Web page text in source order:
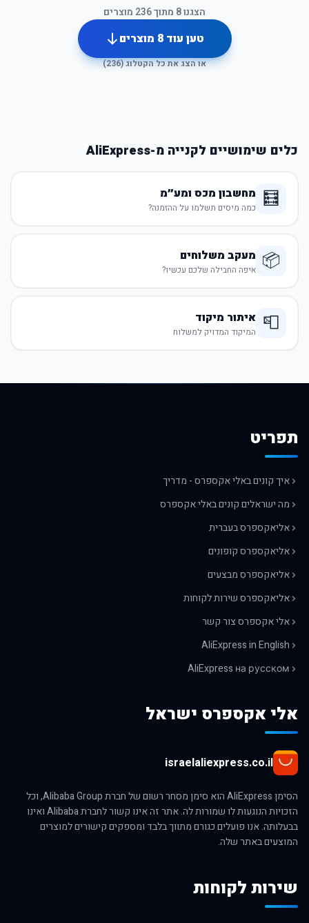
הצגנו8 מתוך236 מוצרים
טען עוד8 מוצרים
או הצג את כל הקטלוג (236
)
כלים שימושיים לקנייה מ-AliExpress
🧮 מחשבון מכס ומע״מ
כמה מיסים תשלמו על ההזמנה?
📦 מעקב משלוחים
איפה החבילה שלכם עכשיו?
📮 איתור מיקוד
המיקוד המדויק למשלוח
תפריט
איך קונים באלי אקספרס - מדריך
מה ישראלים קונים באלי אקספרס
אליאקספרס בעברית
אליאקספרס קופונים
אליאקספרס מבצעים
אליאקספרס שירות לקוחות
אלי אקספרס צור קשר
AliExpress in English
AliExpress на русском
אלי אקספרס ישראל
israelaliexpress.co.il
הסימן AliExpress הוא סימן מסחר רשום של חברת Alibaba Group, וכל
הזכויות הנוגעות לו שמורות לה. אתר זה אינו קשור לחברת Alibaba ואינו
בבעלותה. אנו פועלים כגורם מתווך בלבד ומספקים קישורים למוצרים
המוצעים באתר שלה.
שירות לקוחות